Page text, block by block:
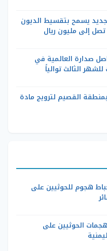
يسمح بتقسيط الديون
صدارة العالمية في
الثالث توالياً
القصيم لترويج مادة
هجوم للحوثيين على
هجمات الحوثيين على